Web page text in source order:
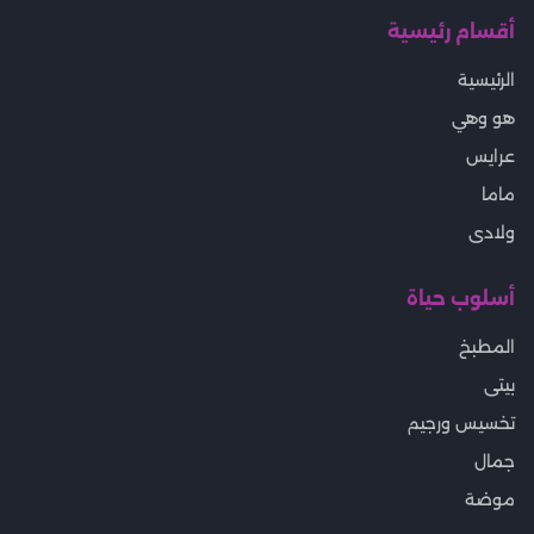
أقسام رئيسية
الرئيسية
هو وهي
عرايس
ماما
ولادى
أسلوب حياة
المطبخ
بيتى
تخسيس ورجيم
جمال
موضة